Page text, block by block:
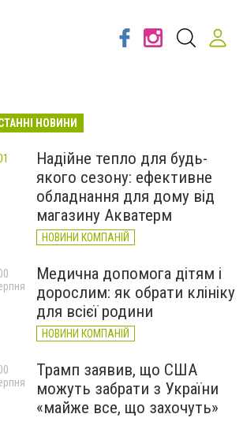
НОВИНИ
Надійне тепло для будь-
якого сезону: ефективне
обладнання для дому від
магазину Акватерм
НОВИНИ КОМПАНІЙ
Медична допомога дітям і
дорослим: як обрати клініку
для всієї родини
НОВИНИ КОМПАНІЙ
Трамп заявив, що США
можуть забрати з України
«майже все, що захочуть»